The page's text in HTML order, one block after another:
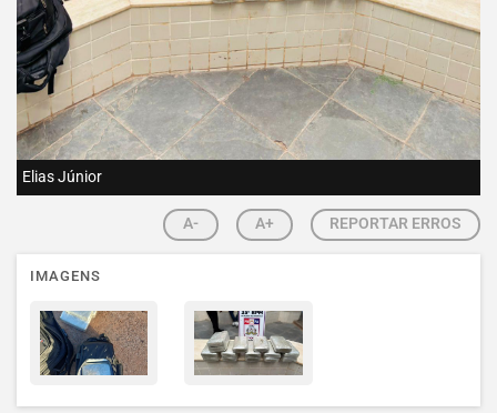
Elias Júnior
A- A+ REPORTAR ERROS
IMAGENS